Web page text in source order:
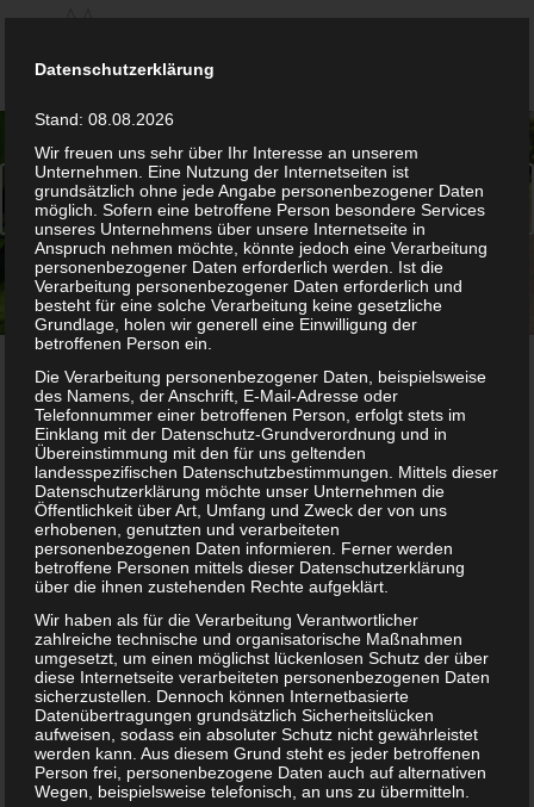
WILLKOMMEN
IM STIFT
OBERNKIRCHEN!
Weiter
1 2 3
Geschichte des Stifts
2017 feierte das Stift Obernkirchen
sein850-jähriges Bestehen, es
bezieht sich dabei auf eine Urkunde
des Bischofs Wernher von Minden
vom 10. Februar 1167. Damals
gegründet als Augustiner-
Chorfrauenstift lebten Frauen in
größerer Selbständigkeit, legten kein
Datenschutzerklärung
Stand: 08.08.2026
Wir freuen uns sehr über Ihr Interesse an unserem
Unternehmen. Eine Nutzung der Internetseiten ist
grundsätzlich ohne jede Angabe personenbezogener Daten
möglich. Sofern eine betroffene Person besondere Services
unseres Unternehmens über unsere Internetseite in
Anspruch nehmen möchte, könnte jedoch eine Verarbeitung
personenbezogener Daten erforderlich werden. Ist die
Verarbeitung personenbezogener Daten erforderlich und
besteht für eine solche Verarbeitung keine gesetzliche
Grundlage, holen wir generell eine Einwilligung der
betroffenen Person ein.
Die Verarbeitung personenbezogener Daten, beispielsweise
des Namens, der Anschrift, E-Mail-Adresse oder
Telefonnummer einer betroffenen Person, erfolgt stets im
Einklang mit der Datenschutz-Grundverordnung und in
Übereinstimmung mit den für uns geltenden
landesspezifischen Datenschutzbestimmungen. Mittels dieser
Datenschutzerklärung möchte unser Unternehmen die
Öffentlichkeit über Art, Umfang und Zweck der von uns
erhobenen, genutzten und verarbeiteten
personenbezogenen Daten informieren. Ferner werden
betroffene Personen mittels dieser Datenschutzerklärung
über die ihnen zustehenden Rechte aufgeklärt.
Wir haben als für die Verarbeitung Verantwortlicher
zahlreiche technische und organisatorische Maßnahmen
umgesetzt, um einen möglichst lückenlosen Schutz der über
diese Internetseite verarbeiteten personenbezogenen Daten
sicherzustellen. Dennoch können Internetbasierte
Datenübertragungen grundsätzlich Sicherheitslücken
aufweisen, sodass ein absoluter Schutz nicht gewährleistet
werden kann. Aus diesem Grund steht es jeder betroffenen
Person frei, personenbezogene Daten auch auf alternativen
Wegen, beispielsweise telefonisch, an uns zu übermitteln.